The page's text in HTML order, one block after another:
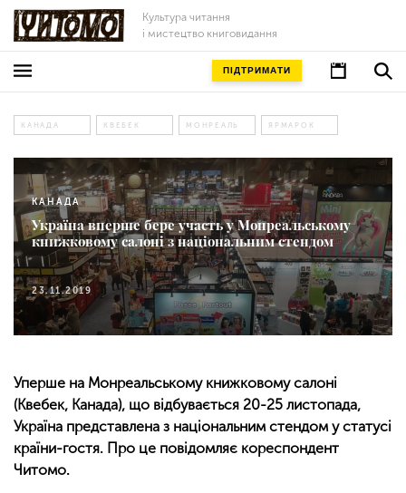
Культура читання
і мистецтво книговидання
ПІДТРИМАТИ
КАНАДА КВЕБЕК МОНРЕАЛЬ ЯРМАРОК
КАНАДА
Україна вперше бере участь у Монреальському
книжковому салоні з національним стендом
23.11.2019
Уперше на Монреальському книжковому салоні
(Квебек, Канада), що відбувається 20-25 листопада,
Україна представлена з національним стендом у статусі
країни-гостя. Про це повідомляє кореспондент
Читомо.